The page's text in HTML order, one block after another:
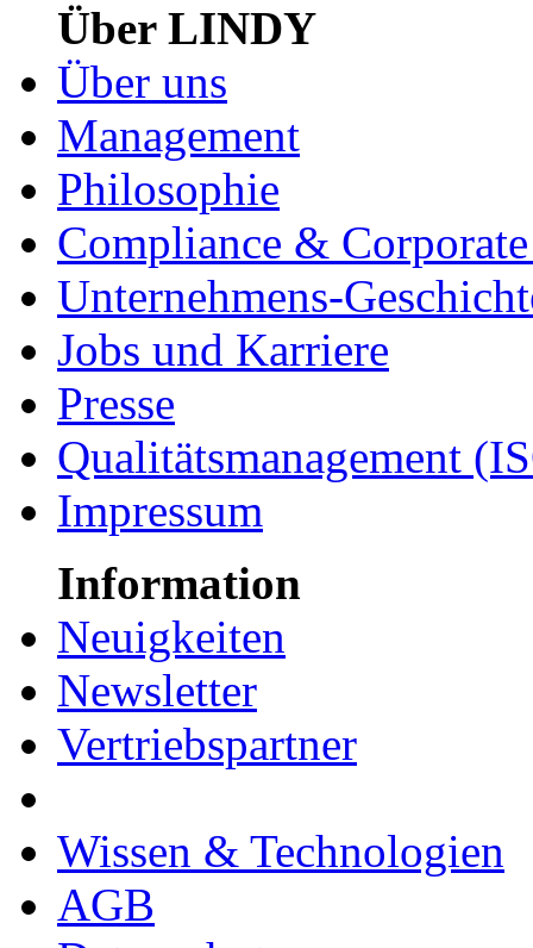
Über LINDY
Über uns
Management
Philosophie
Compliance &
Unternehmens-
Jobs und Karriere
Presse
Qualitätsmanagement
Impressum
Information
Neuigkeiten
Newsletter
Vertriebspartner
Wissen & Technologien
AGB